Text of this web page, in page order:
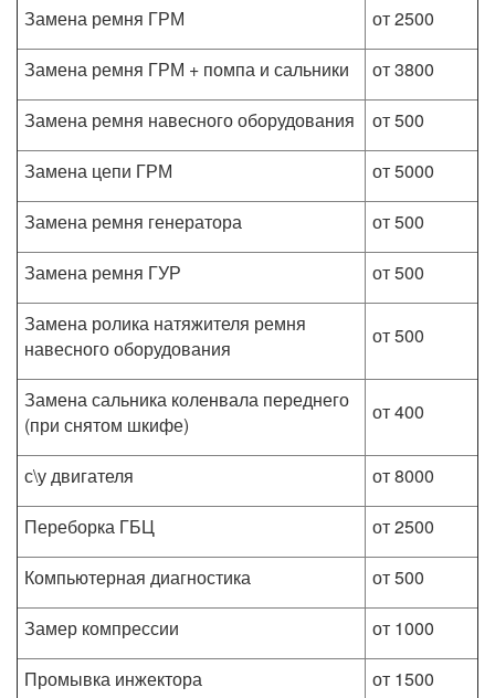
Замена ремня ГРМ
от 2500
Замена ремня ГРМ + помпа и сальники
от 3800
Замена ремня навесного оборудования
от 500
Замена цепи ГРМ
от 5000
Замена ремня генератора
от 500
Замена ремня ГУР
от 500
Замена ролика натяжителя ремня
навесного оборудования
от 500
Замена сальника коленвала переднего
(при снятом шкифе)
от 400
с\у двигателя
от 8000
Переборка ГБЦ
от 2500
Компьютерная диагностика
от 500
Замер компрессии
от 1000
Промывка инжектора
от 1500